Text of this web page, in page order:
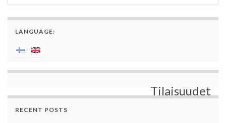
LANGUAGE:
Tilaisuudet
RECENT POSTS